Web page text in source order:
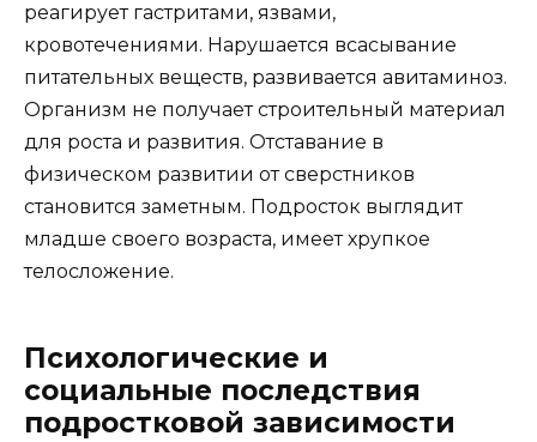
реагирует гастритами, язвами,
кровотечениями. Нарушается всасывание
питательных веществ, развивается авитаминоз.
Организм не получает строительный материал
для роста и развития. Отставание в
физическом развитии от сверстников
становится заметным. Подросток выглядит
младше своего возраста, имеет хрупкое
телосложение.
Психологические и
социальные последствия
подростковой зависимости